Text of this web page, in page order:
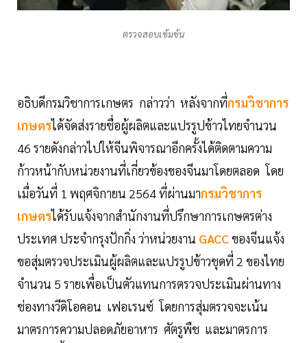
ตรวจสอบเข้มข้น
อธิบดีกรมวิชาการเกษตร กล่าวว่า หลังจากที่กรมวิชาการ
เกษตรได้จัดส่งรายชื่อผู้ผลิตและแปรรูปข้าวไทยจำนวน
46 รายดังกล่าวไปให้จีนพิจารณาอีกครั้งได้ติดตามความ
ก้าวหน้ากับหน่วยงานที่เกี่ยวข้องของจีนมาโดยตลอด โดย
เมื่อวันที่ 1 พฤศจิกายน 2564 ที่ผ่านมากรมวิชาการ
เกษตรได้รับแจ้งจากสำนักงานที่ปรึกษาการเกษตรต่าง
ประเทศ ประจำกรุงปักกิ่ง ว่าหน่วยงาน GACCของจีนแจ้ง
ขอสุ่มตรวจประเมินผู้ผลิตและแปรรูปข้าวชุดที่ 2 ของไทย
จำนวน 5 รายเพื่อเป็นตัวแทนการตรวจประเมินผ่านทาง
ช่องทางวีดิโอคอน เฟอเรนซ์ โดยการสุ่มตรวจจะเน้น
มาตรการความปลอดภัยอาหาร ศัตรูพืช และมาตรการ